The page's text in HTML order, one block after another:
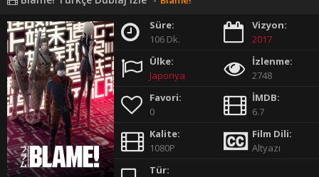
Süre:
106 Dk.
Vizyon:
2017
Ülke:
Japonya
İzlenme:
2748
Favori:
0
İMDB:
6.7
Kalite:
1080P
Film Dili:
Altyazı
Tür: